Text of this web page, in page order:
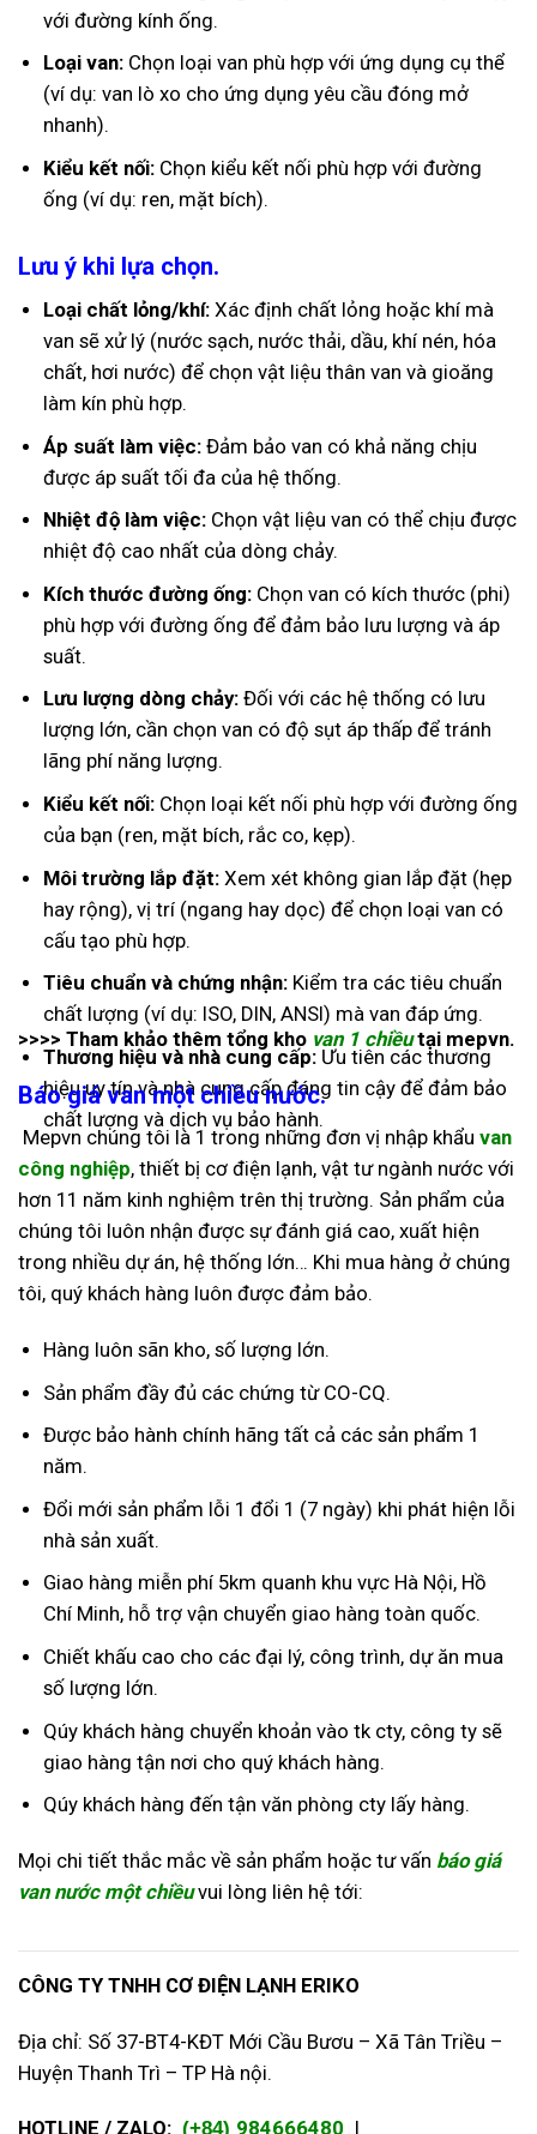
với đường kính ống.
Loại van:Chọn loại van phù hợp với ứng dụng cụ thể
(ví dụ: van lò xo cho ứng dụng yêu cầu đóng mở
nhanh).
Kiểu kết nối:Chọn kiểu kết nối phù hợp với đường
ống (ví dụ: ren, mặt bích).
Lưu ý khi lựa chọn.
Loại chất lỏng/khí:Xác định chất lỏng hoặc khí mà
van sẽ xử lý (nước sạch, nước thải, dầu, khí nén, hóa
chất, hơi nước) để chọn vật liệu thân van và gioăng
làm kín phù hợp.
Áp suất làm việc:Đảm bảo van có khả năng chịu
được áp suất tối đa của hệ thống.
Nhiệt độ làm việc:Chọn vật liệu van có thể chịu được
nhiệt độ cao nhất của dòng chảy.
Kích thước đường ống:Chọn van có kích thước (phi)
phù hợp với đường ống để đảm bảo lưu lượng và áp
suất.
Lưu lượng dòng chảy:Đối với các hệ thống có lưu
lượng lớn, cần chọn van có độ sụt áp thấp để tránh
lãng phí năng lượng.
Kiểu kết nối:Chọn loại kết nối phù hợp với đường ống
của bạn (ren, mặt bích, rắc co, kẹp).
Môi trường lắp đặt:Xem xét không gian lắp đặt (hẹp
hay rộng), vị trí (ngang hay dọc) để chọn loại van có
cấu tạo phù hợp.
Tiêu chuẩn và chứng nhận:Kiểm tra các tiêu chuẩn
chất lượng (ví dụ: ISO, DIN, ANSI) mà van đáp ứng.
Thương hiệu và nhà cung cấp:Ưu tiên các thương
hiệu uy tín và nhà cung cấp đáng tin cậy để đảm bảo
chất lượng và dịch vụ bảo hành.
>>>> Tham khảo thêm tổng kho van 1 chiềutại mepvn.
Báo giá van một chiều nước.
Mepvn chúng tôi là 1 trong những đơn vị nhập khẩu van
công nghiệp, thiết bị cơ điện lạnh, vật tư ngành nước với
hơn 11 năm kinh nghiệm trên thị trường. Sản phẩm của
chúng tôi luôn nhận được sự đánh giá cao, xuất hiện
trong nhiều dự án, hệ thống lớn… Khi mua hàng ở chúng
tôi, quý khách hàng luôn được đảm bảo.
Hàng luôn sãn kho, số lượng lớn.
Sản phẩm đầy đủ các chứng từ CO-CQ.
Được bảo hành chính hãng tất cả các sản phẩm 1
năm.
Đổi mới sản phẩm lỗi 1 đổi 1 (7 ngày) khi phát hiện lỗi
nhà sản xuất.
Giao hàng miễn phí 5km quanh khu vực Hà Nội, Hồ
Chí Minh, hỗ trợ vận chuyển giao hàng toàn quốc.
Chiết khấu cao cho các đại lý, công trình, dự ăn mua
số lượng lớn.
Qúy khách hàng chuyển khoản vào tk cty, công ty sẽ
giao hàng tận nơi cho quý khách hàng.
Qúy khách hàng đến tận văn phòng cty lấy hàng.
Mọi chi tiết thắc mắc về sản phẩm hoặc tư vấn báo giá
van nước một chiềuvui lòng liên hệ tới:
CÔNG TY TNHH CƠ ĐIỆN LẠNH ERIKO
Địa chỉ: Số 37-BT4-KĐT Mới Cầu Bươu – Xã Tân Triều –
Huyện Thanh Trì – TP Hà nội.
HOTLINE / ZALO: (+84) 984666480 |